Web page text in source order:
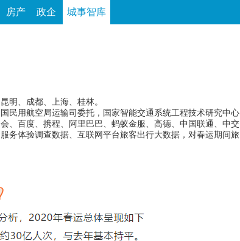
房产 政企 城事智库
明、成都、上海、桂林。
用航空局运输司委托，国家智能交通系统工程技术研究中心
、百度、携程、阿里巴巴、蚂蚁金服、高德、中国联通、中交
务体验调查数据、互联网平台旅客出行大数据，对春运期间旅